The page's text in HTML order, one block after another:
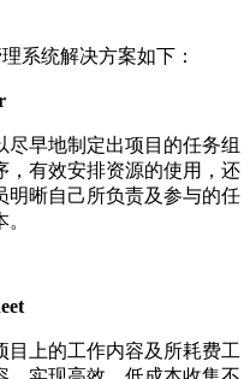
系统解决方案如下：
早地制定出项目的任务组
，有效安排资源的使用，还
明晰自己所负责及参与的任
目上的工作内容及所耗费工